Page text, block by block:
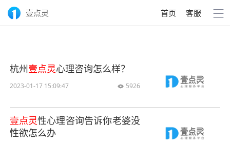
壹点灵 首页 客服
杭州壹点灵心理咨询怎么样？
2023-01-17 15:09:47  5926
壹点灵性心理咨询告诉你老婆没
性欲怎么办